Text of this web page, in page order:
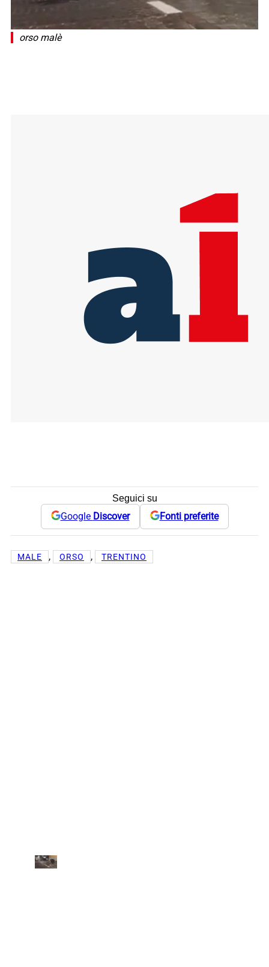
orso malè
Seguici su
Google Discover Fonti preferite
MALE , ORSO , TRENTINO